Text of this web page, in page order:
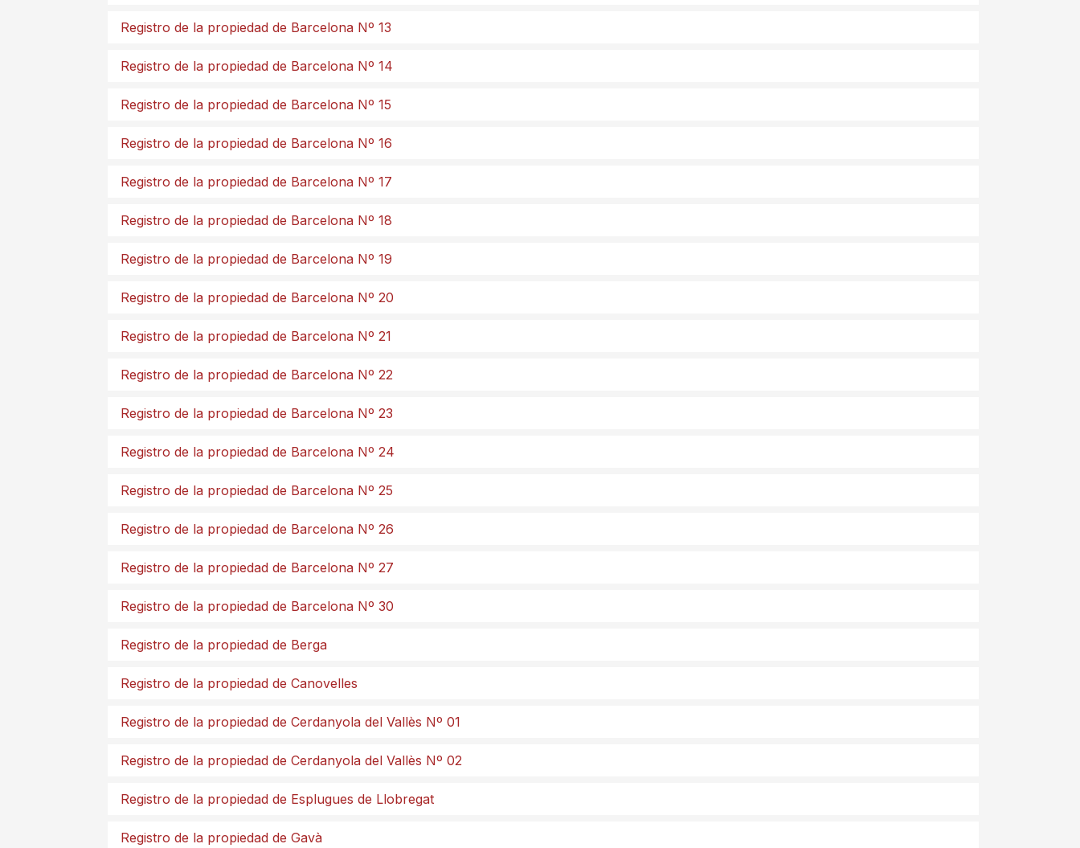
Registro de la propiedad de Barcelona Nº 13
Registro de la propiedad de Barcelona Nº 14
Registro de la propiedad de Barcelona Nº 15
Registro de la propiedad de Barcelona Nº 16
Registro de la propiedad de Barcelona Nº 17
Registro de la propiedad de Barcelona Nº 18
Registro de la propiedad de Barcelona Nº 19
Registro de la propiedad de Barcelona Nº 20
Registro de la propiedad de Barcelona Nº 21
Registro de la propiedad de Barcelona Nº 22
Registro de la propiedad de Barcelona Nº 23
Registro de la propiedad de Barcelona Nº 24
Registro de la propiedad de Barcelona Nº 25
Registro de la propiedad de Barcelona Nº 26
Registro de la propiedad de Barcelona Nº 27
Registro de la propiedad de Barcelona Nº 30
Registro de la propiedad de Berga
Registro de la propiedad de Canovelles
Registro de la propiedad de Cerdanyola del Vallès Nº 01
Registro de la propiedad de Cerdanyola del Vallès Nº 02
Registro de la propiedad de Esplugues de Llobregat
Registro de la propiedad de Gavà